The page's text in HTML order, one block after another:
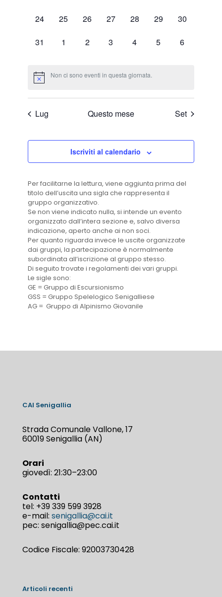
0
24
0
25
0
26
0
27
0
28
0
29
0
30
0
31
0
1
0
2
0
3
0
4
0
5
0
6
Non ci sono eventi in questa giornata.
Lug Questo mese Set
Iscriviti al calendario
Per facilitarne la lettura, viene aggiunta prima del
titolo dell’uscita una sigla che rappresenta il
gruppo organizzativo.
Se non viene indicato nulla, si intende un evento
organizzato dall’intera sezione e, salvo diversa
indicazione, aperto anche ai non soci.
Per quanto riguarda invece le uscite organizzate
dai gruppi, la partecipazione è normalmente
subordinata all’iscrizione al gruppo stesso.
Di seguito trovate i regolamenti dei vari gruppi.
Le sigle sono:
GE = Gruppo di Escursionismo
GSS = Gruppo Spelelogico Senigalliese
AG = Gruppo di Alpinismo Giovanile
CAI Senigallia
Strada Comunale Vallone, 17
60019 Senigallia (AN)
Orari
giovedì: 21:30–23:00
Contatti
tel: +39 339 599 3928
e-mail: senigallia@cai.it
pec: senigallia@pec.cai.it
Codice Fiscale: 92003730428
Articoli recenti